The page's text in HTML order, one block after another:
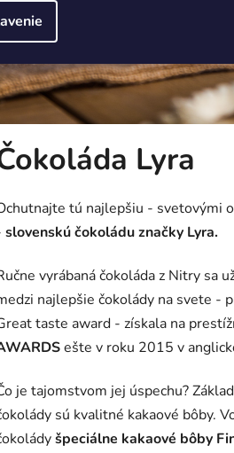
Lyra
tú najlepšiu - svetovými
slovenskú čokoládu značky Lyra.
vyrábaná čokoláda z Nitry sa
najlepšie čokolády na svete -
taste award - získala na
ešte v roku 2015 v
je tajomstvom jej úspechu?
sú kvalitné kakaové bôby.
špeciálne kakaové bôby